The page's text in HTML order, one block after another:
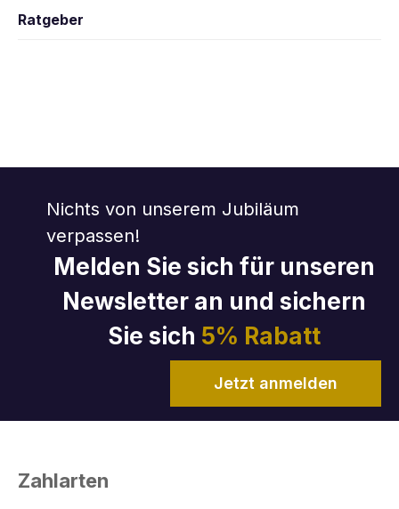
Ratgeber
Nichts von unserem Jubiläum
verpassen!
Melden Sie sich für unseren
Newsletter an und sichern
Sie sich 5% Rabatt
Jetzt anmelden
Zahlarten